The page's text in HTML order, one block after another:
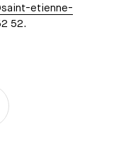
etienne-
52.